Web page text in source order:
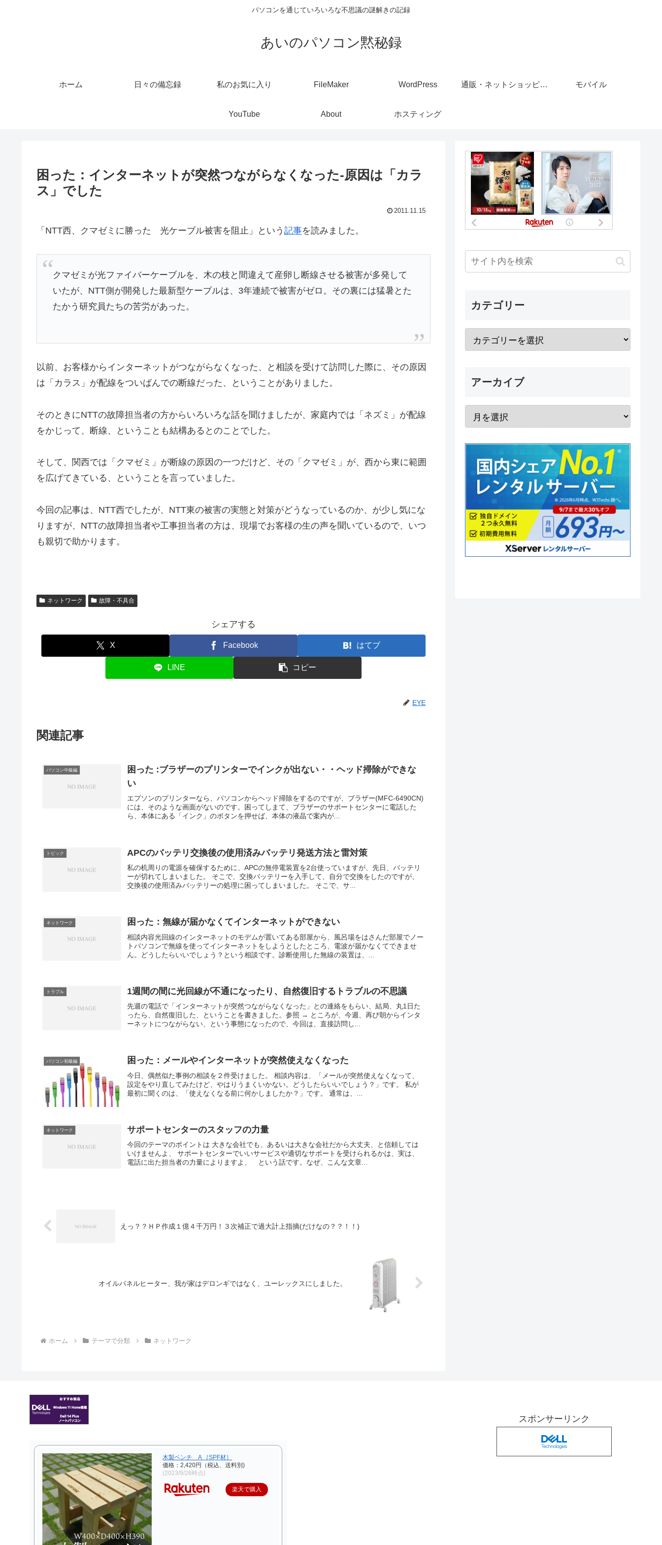
パソコンを通じていろいろな不思議の謎解きの記録
あいのパソコン黙秘録
ホーム 日々の備忘録 私のお気に入り FileMaker WordPress 通販・ネットショッピング モバイル
YouTube About ホスティング
困った：インターネットが突然つながらなくなった-原因は「カラ
ス」でした
2011.11.15
「NTT西、クマゼミに勝った 光ケーブル被害を阻止」という 記事を読みました。
クマゼミが光ファイバーケーブルを、木の枝と間違えて産卵し断線させる被害が多発して
いたが、NTT側が開発した最新型ケーブルは、3年連続で被害がゼロ。その裏には猛暑とた
たかう研究員たちの苦労があった。
以前、お客様からインターネットがつながらなくなった、と相談を受けて訪問した際に、その原因
は「カラス」が配線をついばんでの断線だった、ということがありました。
そのときにNTTの故障担当者の方からいろいろな話を聞けましたが、家庭内では「ネズミ」が配線
をかじって、断線、ということも結構あるとのことでした。
そして、関西では「クマゼミ」が断線の原因の一つだけど、その「クマゼミ」が、西から東に範囲
を広げてきている、ということを言っていました。
今回の記事は、NTT西でしたが、NTT東の被害の実態と対策がどうなっているのか、が少し気にな
りますが、NTTの故障担当者や工事担当者の方は、現場でお客様の生の声を聞いているので、いつ
も親切で助かります。
ネットワーク 故障・不具合
シェアする
X Facebook はてブ
LINE コピー
EYE
関連記事
パソコン中級編
困った :ブラザーのプリンターでインクが出ない・・ヘッド掃除ができな
い
エプソンのプリンターなら、パソコンからヘッド掃除をするのですが、ブラザー(MFC-6490CN)
には、そのような画面がないのです。困ってしまて、ブラザーのサポートセンターに電話した
ら、本体にある「インク」のボタンを押せば、本体の液晶で案内が...
トピック APCのバッテリ交換後の使用済みバッテリ発送方法と雷対策
私の机周りの電源を確保するために、APCの無停電装置を2台使っていますが、先日、バッテリ
ーが切れてしまいました。 そこで、交換バッテリーを入手して、自分で交換をしたのですが、
交換後の使用済みバッテリーの処理に困ってしまいました。 そこで、サ...
ネットワーク 困った：無線が届かなくてインターネットができない
相談内容光回線のインターネットのモデムが置いてある部屋から、風呂場をはさんだ部屋でノー
トパソコンで無線を使ってインターネットをしようとしたところ、電波が届かなくてできませ
ん。どうしたらいいでしょう？という相談です。診断使用した無線の装置は、...
トラブル 1週間の間に光回線が不通になったり、自然復旧するトラブルの不思議
先週の電話で「インターネットが突然つながらなくなった」との連絡をもらい、結局、丸1日た
ったら、自然復旧した、ということを書きました。参照 → ところが、今週、再び朝からインタ
ーネットにつながらない、という事態になったので、今回は、直接訪問し...
パソコン初級編 困った：メールやインターネットが突然使えなくなった
今日、偶然似た事例の相談を２件受けました。 相談内容は、「メールが突然使えなくなって、
設定をやり直してみたけど、やはりうまくいかない。どうしたらいいでしょう？」です。 私が
最初に聞くのは、「使えなくなる前に何かしましたか？」です。 通常は、...
ネットワーク サポートセンターのスタッフの力量
今回のテーマのポイントは 大きな会社でも、あるいは大きな会社だから大丈夫、と信頼しては
いけませんよ、 サポートセンターでいいサービスや適切なサポートを受けられるかは、実は、
電話に出た担当者の力量によりますよ、 という話です。なぜ、こんな文章...
えっ？？ＨＰ作成１億４千万円！３次補正で過大計上指摘(だけなの？？！！)
オイルパネルヒーター、我が家はデロンギではなく、ユーレックスにしました。
ホーム テーマで分類 ネットワーク
カテゴリー
アーカイブ
木製ベンチ A ［SPF材］
価格：2,420円（税込、送料別)
(2023/9/26時点)
楽天で購入
スポンサーリンク